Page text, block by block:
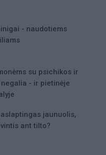
- naudotiems
su psichikos ir
- ir pietinėje
jaunuolis,
ant tilto?